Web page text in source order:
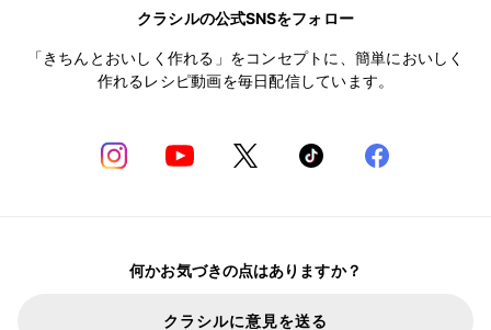
クラシルの公式SNSをフォロー
「きちんとおいしく作れる」をコンセプトに、簡単においしく
作れるレシピ動画を毎日配信しています。
何かお気づきの点はありますか？
クラシルに意見を送る